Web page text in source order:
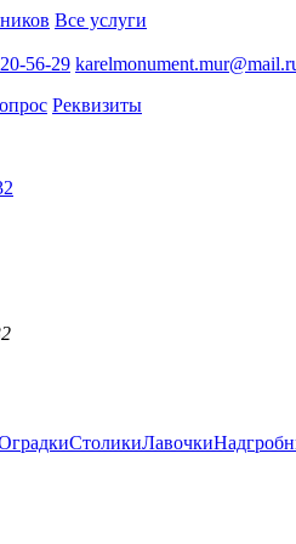
Все услуги
56-29
Реквизиты
СтоликиЛавочки